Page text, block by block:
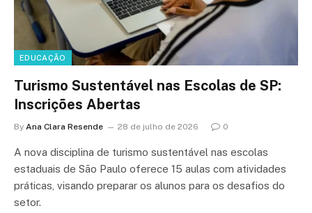
EDUCAÇÃO
Turismo Sustentável nas Escolas de SP:
Inscrições Abertas
By Ana Clara Resende 28 de julho de 2026 0
A nova disciplina de turismo sustentável nas escolas
estaduais de São Paulo oferece 15 aulas com atividades
práticas, visando preparar os alunos para os desafios do
setor.